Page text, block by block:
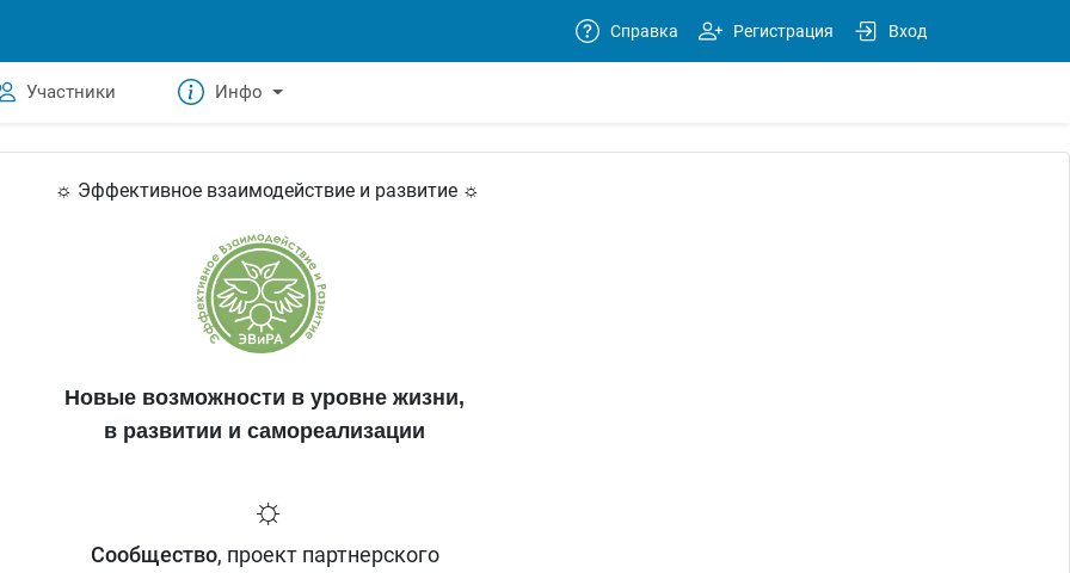
Справка Регистрация Вход
Участники Инфо
☼ Эффективное взаимодействие и развитие ☼
Новые возможности в уровне жизни,
в развитии и самореализации
☼
Сообщество, проект партнерского